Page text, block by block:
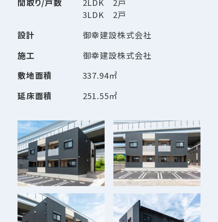
間取り/戸数
2LDK 2戸
3LDK 2戸
設計
御幸建設株式会社
施工
御幸建設株式会社
敷地面積
337.94㎡
延床面積
251.55㎡